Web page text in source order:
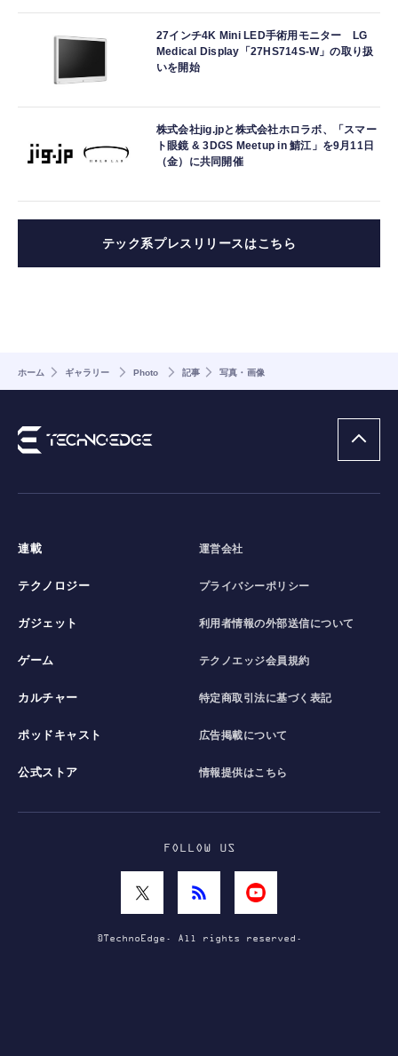
27インチ4K Mini LED手術用モニター LG
Medical Display「27HS714S-W」の取り扱
いを開始
株式会社jig.jpと株式会社ホロラボ、「スマー
ト眼鏡 & 3DGS Meetup in 鯖江」を9月11日
（金）に共同開催
テック系プレスリリースはこちら
ホーム ギャラリー Photo 記事 写真・画像
連載
テクノロジー
ガジェット
ゲーム
カルチャー
ポッドキャスト
公式ストア
運営会社
プライバシーポリシー
利用者情報の外部送信について
テクノエッジ会員規約
特定商取引法に基づく表記
広告掲載について
情報提供はこちら
FOLLOW US
©TechnoEdge. All rights reserved.